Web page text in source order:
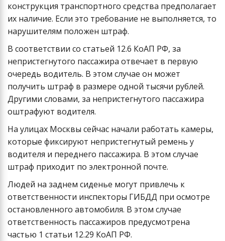
конструкция транспортного средства предполагает
их наличие. Если это требование не выполняется, то
нарушителям положен штраф.
В соответствии со статьей 12.6 КоАП РФ, за
непристегнутого пассажира отвечает в первую
очередь водитель. В этом случае он может
получить штраф в размере одной тысячи рублей.
Другими словами, за непристегнутого пассажира
оштрафуют водителя.
На улицах Москвы сейчас начали работать камеры,
которые фиксируют непристегнутый ремень у
водителя и переднего пассажира. В этом случае
штраф приходит по электронной почте.
Людей на заднем сиденье могут привлечь к
ответственности инспекторы ГИБДД при осмотре
остановленного автомобиля. В этом случае
ответственность пассажиров предусмотрена
частью 1 статьи 12.29 КоАП РФ.